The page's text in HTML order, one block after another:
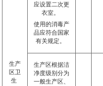
生产
区卫
生
应设置二次更
衣室。
使用的消毒产
品应符合国家
有关规定。
生产区根据洁
净度级别分为
一般生产区、